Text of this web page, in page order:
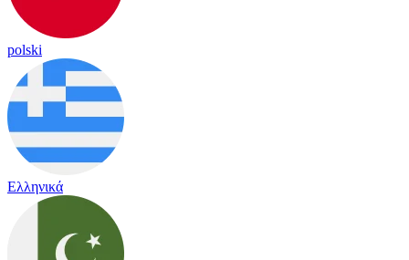
polski
Ελληνικά